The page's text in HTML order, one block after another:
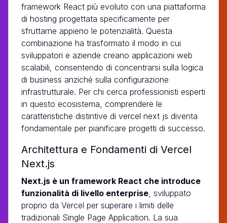
framework React più evoluto con una piattaforma
di hosting progettata specificamente per
sfruttarne appieno le potenzialità. Questa
combinazione ha trasformato il modo in cui
sviluppatori e aziende creano applicazioni web
scalabili, consentendo di concentrarsi sulla logica
di business anziché sulla configurazione
infrastrutturale. Per chi cerca professionisti esperti
in questo ecosistema, comprendere le
caratteristiche distintive di vercel next js diventa
fondamentale per pianificare progetti di successo.
Architettura e Fondamenti di Vercel
Next.js
Next.js è un framework React che introduce
funzionalità di livello enterprise , sviluppato
proprio da Vercel per superare i limiti delle
tradizionali Single Page Application. La sua